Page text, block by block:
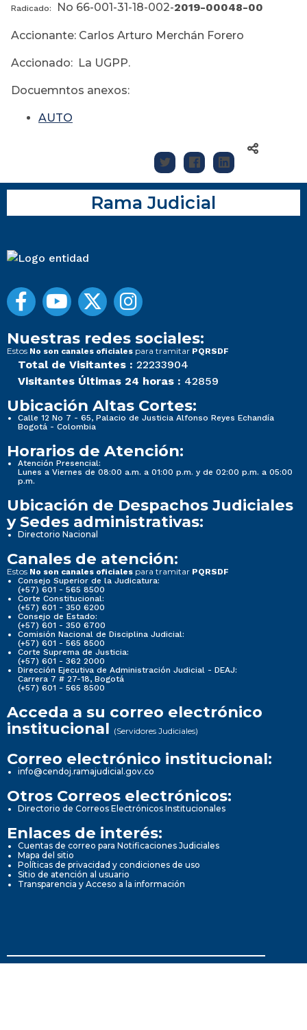
Radicado: No 66-001-31-18-002-2019-00048-00
Accionante: Carlos Arturo Merchán Forero
Accionado: La UGPP.
Docuemntos anexos:
AUTO
Rama Judicial
Nuestras redes sociales:
Estos No son canales oficiales para tramitar PQRSDF
Total de Visitantes : 22233904
Visitantes Últimas 24 horas : 42859
Ubicación Altas Cortes:
Calle 12 No 7 - 65, Palacio de Justicia Alfonso Reyes Echandía
Bogotá - Colombia
Horarios de Atención:
Atención Presencial:
Lunes a Viernes de 08:00 a.m. a 01:00 p.m. y de 02:00 p.m. a 05:00
p.m.
Ubicación de Despachos Judiciales
y Sedes administrativas:
Directorio Nacional
Canales de atención:
Estos No son canales oficiales para tramitar PQRSDF
Consejo Superior de la Judicatura:
(+57) 601 - 565 8500
Corte Constitucional:
(+57) 601 - 350 6200
Consejo de Estado:
(+57) 601 - 350 6700
Comisión Nacional de Disciplina Judicial:
(+57) 601 - 565 8500
Corte Suprema de Justicia:
(+57) 601 - 362 2000
Dirección Ejecutiva de Administración Judicial - DEAJ:
Carrera 7 # 27-18, Bogotá
(+57) 601 - 565 8500
Acceda a su correo electrónico
institucional (Servidores Judiciales)
Correo electrónico institucional:
info@cendoj.ramajudicial.gov.co
Otros Correos electrónicos:
Directorio de Correos Electrónicos Institucionales
Enlaces de interés:
Cuentas de correo para Notificaciones Judiciales
Mapa del sitio
Políticas de privacidad y condiciones de uso
Sitio de atención al usuario
Transparencia y Acceso a la información